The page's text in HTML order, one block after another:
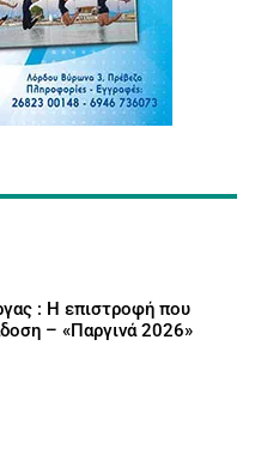
: Η επιστροφή που
– «Παργινά 2026»